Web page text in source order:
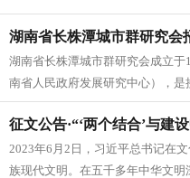
湖南省长株潭城市群研究会
湖南省长株潭城市群研究会成立
南省人民政府发展研究中心），
联合会管理与业务指导的省级社...
征文公告·“‘两个结合’与建
2023年6月2日，习近平总书记在
族现代文明。在五千多年中华文